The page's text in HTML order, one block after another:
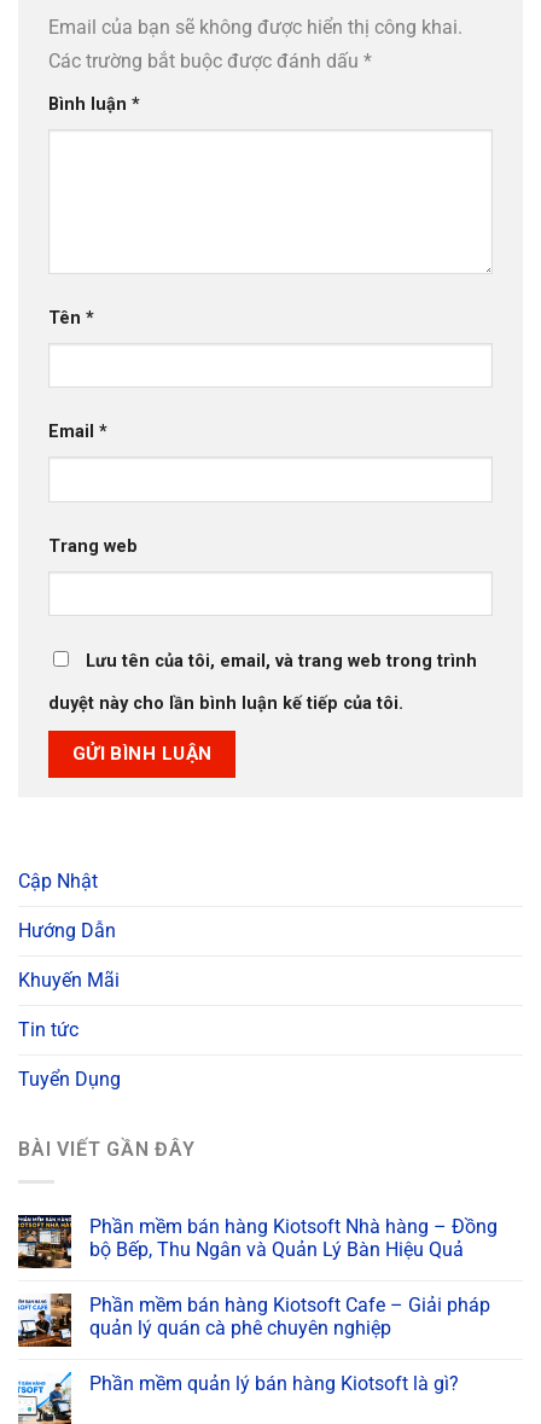
Email của bạn sẽ không được hiển thị công khai.
Các trường bắt buộc được đánh dấu *
Bình luận *
Tên *
Email *
Trang web
Lưu tên của tôi, email, và trang web trong trình
duyệt này cho lần bình luận kế tiếp của tôi.
Cập Nhật
Hướng Dẫn
Khuyến Mãi
Tin tức
Tuyển Dụng
BÀI VIẾT GẦN ĐÂY
Phần mềm bán hàng Kiotsoft Nhà hàng – Đồng
bộ Bếp, Thu Ngân và Quản Lý Bàn Hiệu Quả
Phần mềm bán hàng Kiotsoft Cafe – Giải pháp
quản lý quán cà phê chuyên nghiệp
Phần mềm quản lý bán hàng Kiotsoft là gì?